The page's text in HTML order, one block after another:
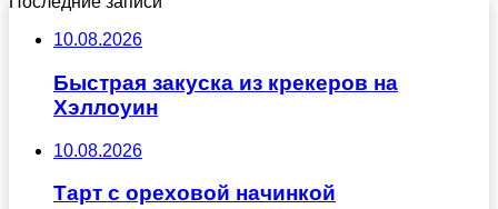
10.08.2026
Быстрая закуска из крекеров на
Хэллоуин
10.08.2026
Тарт с ореховой начинкой